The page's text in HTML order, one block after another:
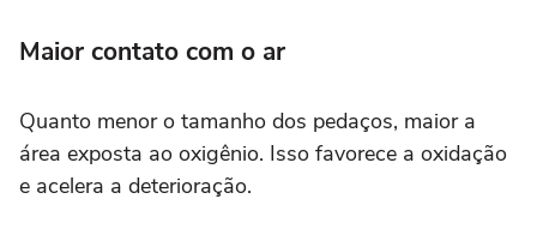
Maior contato com o ar
Quanto menor o tamanho dos pedaços, maior a
área exposta ao oxigênio. Isso favorece a oxidação
e acelera a deterioração.